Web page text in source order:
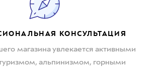
КОНСУЛЬТАЦИЯ
магазина увлекается активными
альпинизмом, горными